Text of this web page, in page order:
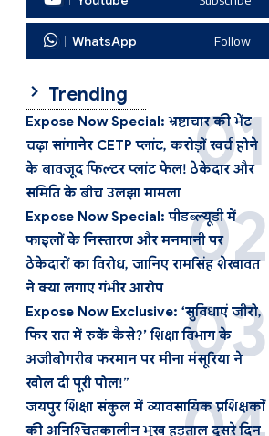
WhatsApp Follow
Trending
Expose Now Special: भ्रष्टाचार की भेंट
चढ़ा सांगानेर CETP प्लांट, करोड़ों खर्च होने
के बावजूद फिल्टर प्लांट फेल! ठेकेदार और
समिति के बीच उलझा मामला
Expose Now Special: पीडब्ल्यूडी में
फाइलों के निस्तारण और मनमानी पर
ठेकेदारों का विरोध, जानिए रामसिंह शेखावत
ने क्या लगाए गंभीर आरोप
Expose Now Exclusive: ‘सुविधाएं जीरो,
फिर रात में रुकें कैसे?’ शिक्षा विभाग के
अजीबोगरीब फरमान पर मीना मंसूरिया ने
खोल दी पूरी पोल!”
जयपुर शिक्षा संकुल में व्यावसायिक प्रशिक्षकों
की अनिश्चितकालीन भूख हड़ताल दूसरे दिन